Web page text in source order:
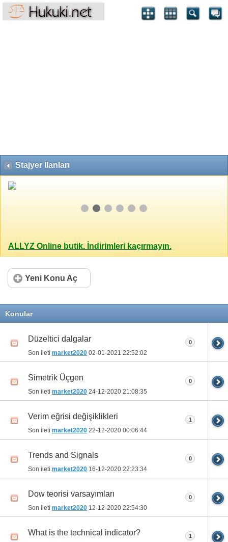
Stajyer İlanları
ALLYZ Online butik. İndirimleri kaçırmayın.
Yeni Konu Aç
Konular
Düzeltici dalgalar
Son ileti market2020 02-01-2021 22:52:02
0
Simetrik Üçgen
Son ileti market2020 24-12-2020 21:08:35
0
Verim eğrisi değişiklikleri
Son ileti market2020 22-12-2020 00:06:44
1
Trends and Signals
Son ileti market2020 16-12-2020 22:23:34
0
Dow teorisi varsayımları
Son ileti market2020 12-12-2020 22:54:30
0
What is the technical indicator? 1